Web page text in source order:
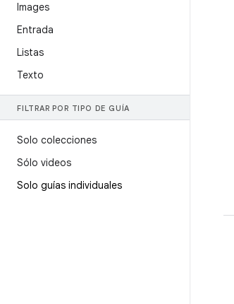
Images
Entrada
Listas
Texto
FILTRAR POR TIPO DE GUÍA
Solo colecciones
Sólo videos
Solo guías individuales